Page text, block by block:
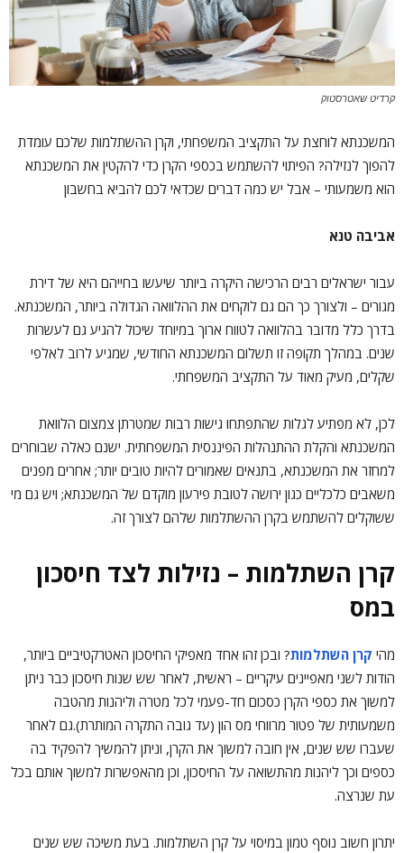
קרדיט שאטרסטוק
המשכנתא לוחצת על התקציב המשפחתי, וקרן ההשתלמות שלכם עומדת
להפוך לנזילה? הפיתוי להשתמש בכספי הקרן כדי להקטין את המשכנתא
הוא משמעותי – אבל יש כמה דברים שכדאי לכם להביא בחשבון
אביבה טנא
עבור ישראלים רבים הרכישה היקרה ביותר שיעשו בחייהם היא של דירת
מגורים – ולצורך כך הם גם לוקחים את ההלוואה הגדולה ביותר, המשכנתא.
בדרך כלל מדובר בהלוואה לטווח ארוך במיוחד שיכול להגיע גם לעשרות
שנים. במהלך תקופה זו תשלום המשכנתא החודשי, שמגיע לרוב לאלפי
שקלים, מעיק מאוד על התקציב המשפחתי.
לכן, לא מפתיע לגלות שהתפתחו גישות רבות שמטרתן צמצום הלוואת
המשכנתא והקלת ההתנהלות הפיננסית המשפחתית. ישנם כאלה שבוחרים
למחזר את המשכנתא, בתנאים שאמורים להיות טובים יותר; אחרים מפנים
משאבים כלכליים כגון ירושה לטובת פירעון מוקדם של המשכנתא; ויש גם מי
ששוקלים להשתמש בקרן ההשתלמות שלהם לצורך זה.
קרן השתלמות – נזילות לצד חיסכון
במס
מהי קרן השתלמות? ובכן זהו אחד מאפיקי החיסכון האטרקטיביים ביותר,
הודות לשני מאפיינים עיקריים – ראשית, לאחר שש שנות חיסכון כבר ניתן
למשוך את כספי הקרן כסכום חד-פעמי לכל מטרה וליהנות מהטבה
משמעותית של פטור מרווחי מס הון (עד גובה התקרה המותרת).גם לאחר
שעברו שש שנים, אין חובה למשוך את הקרן, וניתן להמשיך להפקיד בה
כספים וכך ליהנות מהתשואה על החיסכון, וכן מהאפשרות למשוך אותם בכל
עת שנרצה.
יתרון חשוב נוסף טמון במיסוי על קרן השתלמות. בעת משיכה שש שנים